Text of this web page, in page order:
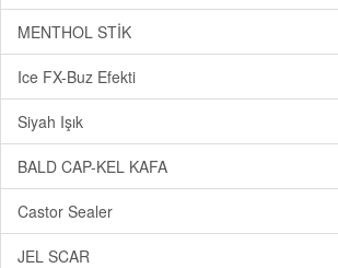
MENTHOL STİK
Ice FX-Buz Efekti
Siyah Işık
BALD CAP-KEL KAFA
Castor Sealer
JEL SCAR